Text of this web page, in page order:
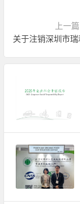
上一篇